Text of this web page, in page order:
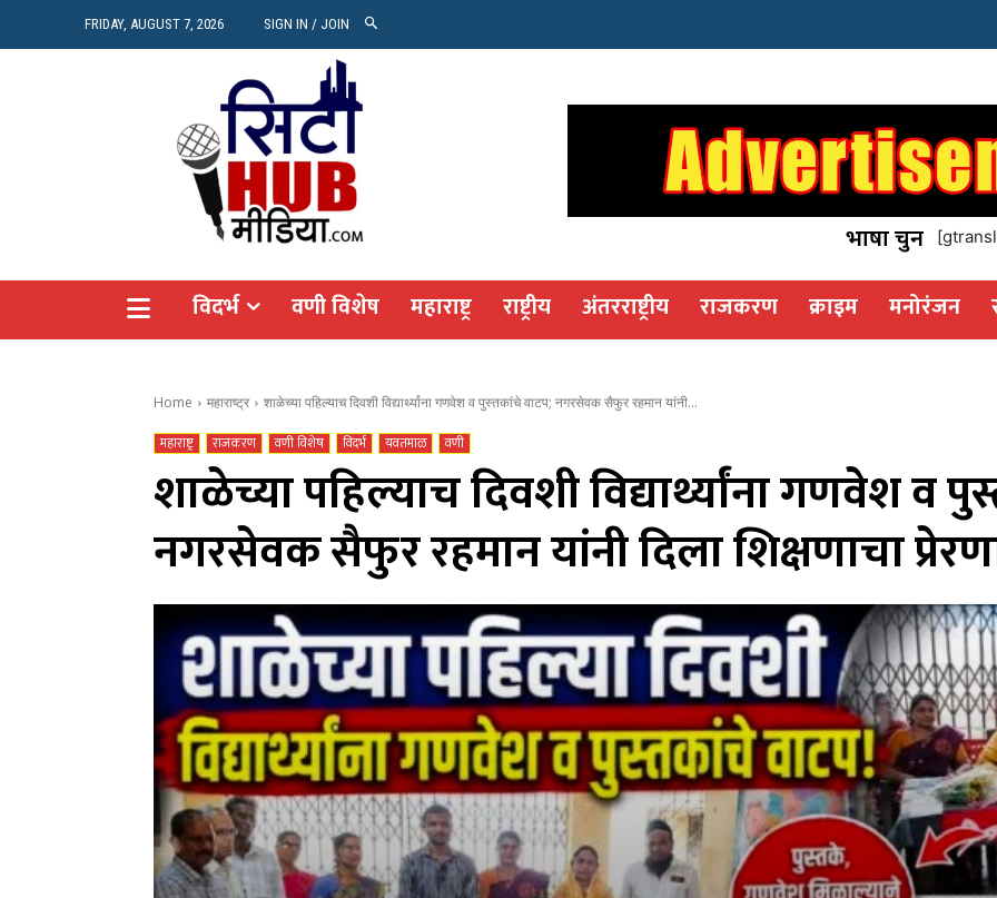
FRIDAY, AUGUST 7, 2026 SIGN IN / JOIN
भाषा चुनें
विदर्भ वणी विशेष महाराष्ट्र राष्ट्रीय अंतरराष्ट्रीय राजकरण क्राइम मनोरंजन
Home महाराष्ट्र शाळेच्या पहिल्याच दिवशी विद्यार्थ्यांना गणवेश व पुस्तकांचे वाटप; नगरसेवक सैफुर रहमान यांनी...
महाराष्ट्र राजकरण वणी विशेष विदर्भ यवतमाळ वणी
शाळेच्या पहिल्याच दिवशी विद्यार्थ्यांना गणवेश व
नगरसेवक सैफुर रहमान यांनी दिला शिक्षणाचा